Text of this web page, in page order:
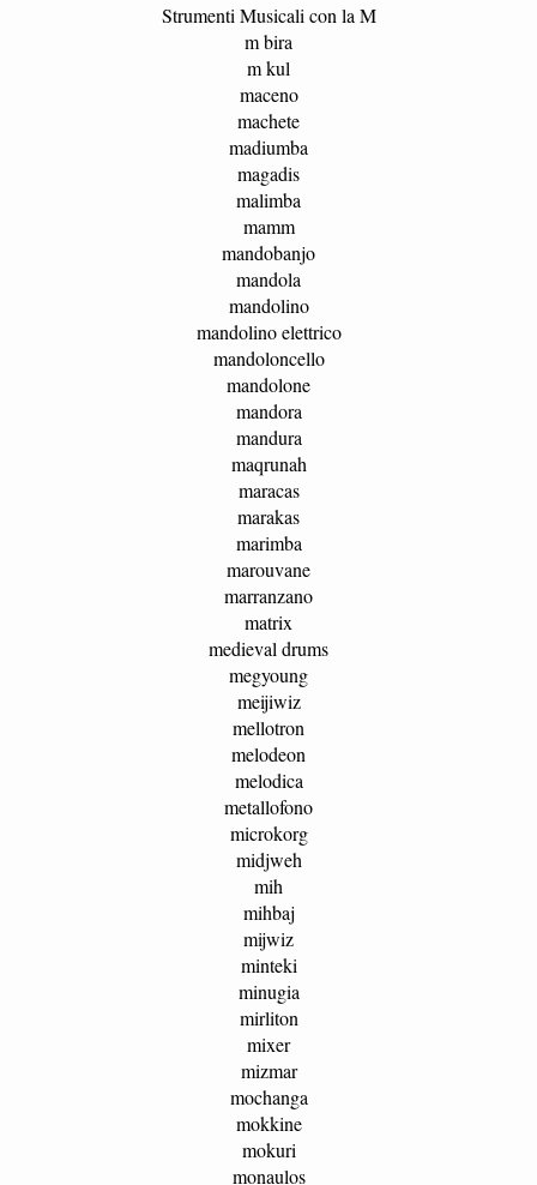
Strumenti Musicali con la M
m bira
m kul
maceno
machete
madiumba
magadis
malimba
mamm
mandobanjo
mandola
mandolino
mandolino elettrico
mandoloncello
mandolone
mandora
mandura
maqrunah
maracas
marakas
marimba
marouvane
marranzano
matrix
medieval drums
megyoung
meijiwiz
mellotron
melodeon
melodica
metallofono
microkorg
midjweh
mih
mihbaj
mijwiz
minteki
minugia
mirliton
mixer
mizmar
mochanga
mokkine
mokuri
monaulos